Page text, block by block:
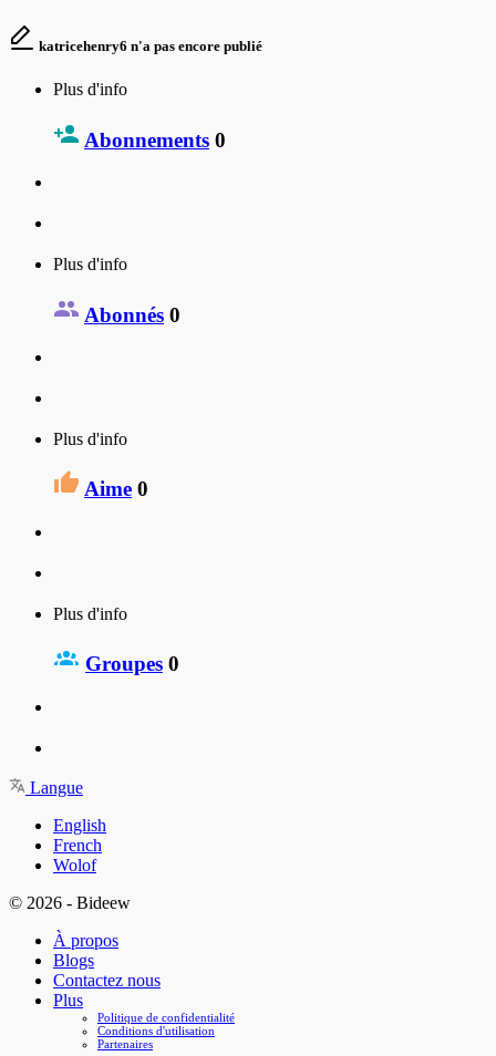
katricehenry6 n'a pas encore publié
Plus d'info
Abonnements 0
Plus d'info
Abonnés 0
Plus d'info
Aime 0
Plus d'info
Groupes 0
Langue
English
French
Wolof
© 2026 - Bideew
À propos
Blogs
Contactez nous
Plus
Politique de confidentialité
Conditions d'utilisation
Partenaires